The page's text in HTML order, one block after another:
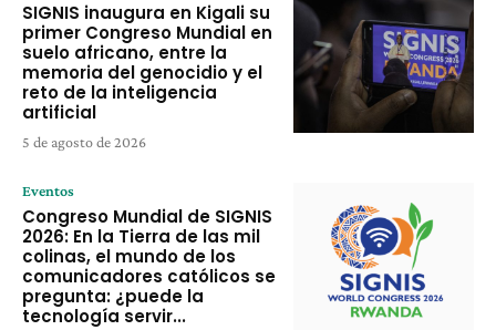
SIGNIS inaugura en Kigali su
primer Congreso Mundial en
suelo africano, entre la
memoria del genocidio y el
reto de la inteligencia
artificial
5 de agosto de 2026
Eventos
Congreso Mundial de SIGNIS
2026: En la Tierra de las mil
colinas, el mundo de los
comunicadores católicos se
pregunta: ¿puede la
tecnología servir...